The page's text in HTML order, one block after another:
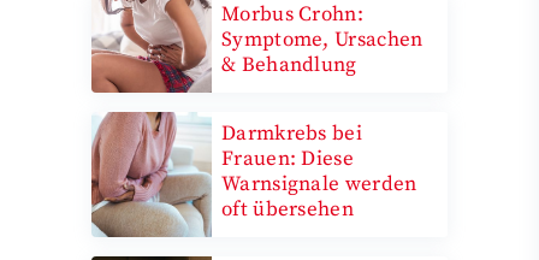
Morbus Crohn:
Symptome, Ursachen
& Behandlung
Darmkrebs bei
Frauen: Diese
Warnsignale werden
oft übersehen